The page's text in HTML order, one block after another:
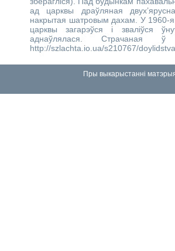
ад царквы драўляная
накрытая шатровым дахам. У 1960-я
царквы загарэўся і зваліўся
аднаўлялася.
http://szlachta.io.ua/s210767/
Пры выкарыстанні